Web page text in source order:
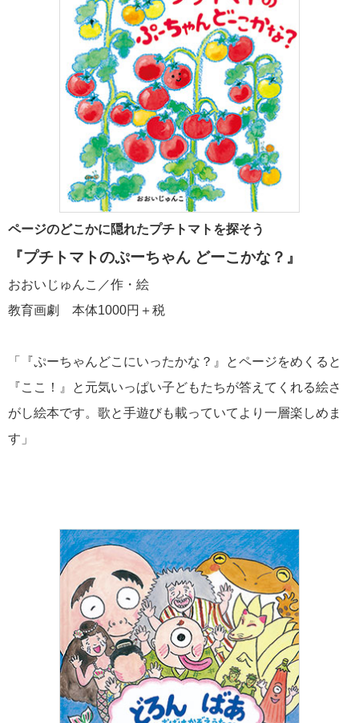
ページのどこかに隠れたプチトマトを探そう
『プチトマトのぷーちゃん どーこかな？』
おおいじゅんこ／作・絵
教育画劇 本体1000円＋税
「『ぷーちゃんどこにいったかな？』とページをめくると
『ここ！』と元気いっぱい子どもたちが答えてくれる絵さ
がし絵本です。歌と手遊びも載っていてより一層楽しめま
す」